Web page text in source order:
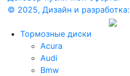
© 2025, Дизайн и разработка:
Тормозные диски
Acura
Audi
Bmw